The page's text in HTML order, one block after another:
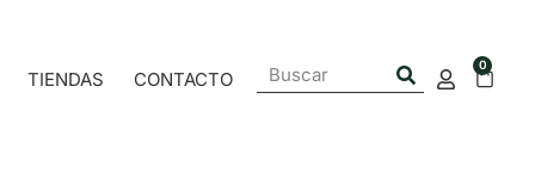
TIENDAS CONTACTO
0